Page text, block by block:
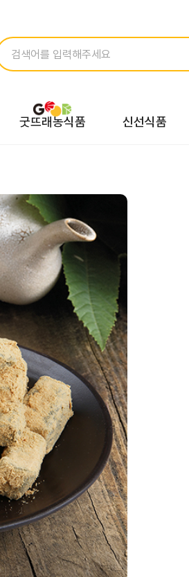
굿뜨래농식품 신선식품